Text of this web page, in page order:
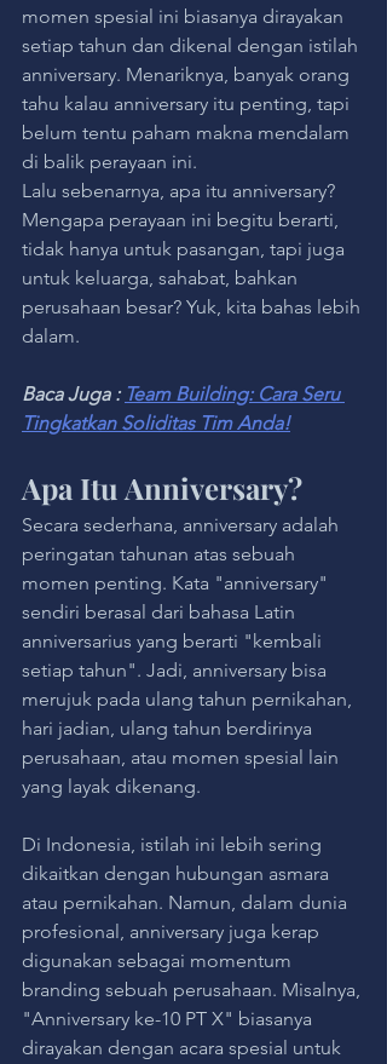
momen spesial ini biasanya dirayakan
setiap tahun dan dikenal dengan istilah
anniversary. Menariknya, banyak orang
tahu kalau anniversary itu penting, tapi
belum tentu paham makna mendalam
di balik perayaan ini.
Lalu sebenarnya, apa itu anniversary?
Mengapa perayaan ini begitu berarti,
tidak hanya untuk pasangan, tapi juga
untuk keluarga, sahabat, bahkan
perusahaan besar? Yuk, kita bahas lebih
dalam.
Baca Juga : Team Building: Cara Seru
Tingkatkan Soliditas Tim Anda!
Apa Itu Anniversary?
Secara sederhana, anniversary adalah
peringatan tahunan atas sebuah
momen penting. Kata "anniversary"
sendiri berasal dari bahasa Latin
anniversarius yang berarti "kembali
setiap tahun". Jadi, anniversary bisa
merujuk pada ulang tahun pernikahan,
hari jadian, ulang tahun berdirinya
perusahaan, atau momen spesial lain
yang layak dikenang.
Di Indonesia, istilah ini lebih sering
dikaitkan dengan hubungan asmara
atau pernikahan. Namun, dalam dunia
profesional, anniversary juga kerap
digunakan sebagai momentum
branding sebuah perusahaan. Misalnya,
"Anniversary ke-10 PT X" biasanya
dirayakan dengan acara spesial untuk